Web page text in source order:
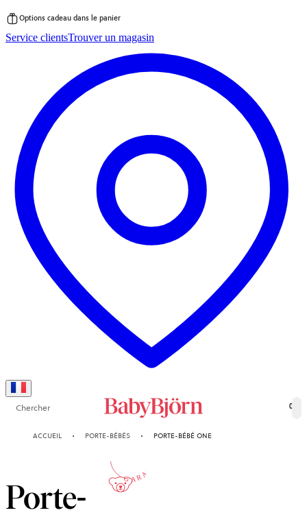
au
Options cadeau dans le panier
Service clientsTrouver un magasin
Chercher 0
ACCUEIL PORTE-BÉBÉS PORTE-BÉBÉ ONE
Porte-
10-ANS
GARANTIE